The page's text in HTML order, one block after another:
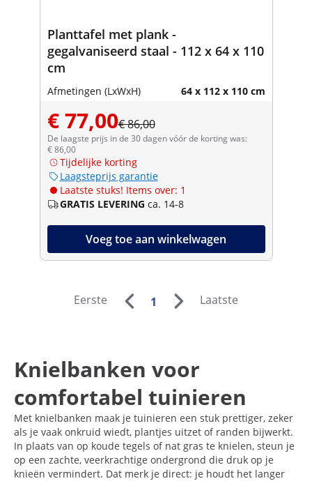
Planttafel met plank -
gegalvaniseerd staal - 112 x 64 x 110
cm
Afmetingen (LxWxH) 64 x 112 x 110 cm
€ 77,00€ 86,00
De laagste prijs in de 30 dagen vóór de korting was:
€ 86,00
Tijdelijke korting
Laagsteprijs garantie
Laatste stuks! Items over: 1
GRATIS LEVERING ca. 14-8
Voeg toe aan winkelwagen
Eerste 1 Laatste
Knielbanken voor
comfortabel tuinieren
Met knielbanken maak je tuinieren een stuk prettiger, zeker
als je vaak onkruid wiedt, plantjes uitzet of randen bijwerkt.
In plaats van op koude tegels of nat gras te knielen, steun je
op een zachte, veerkrachtige ondergrond die druk op je
knieën vermindert. Dat merk je direct: je houdt het langer